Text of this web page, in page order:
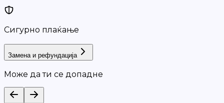
Сигурно плаќање
Замена и рефундација
Може да ти се допадне